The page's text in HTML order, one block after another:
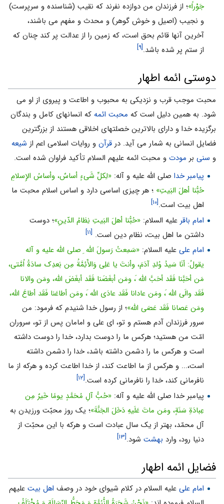
جَوْراً»؛ از فرزندان من دوازده نفرند که نقیب (شناسنده و سرپرست)
و نجیب (اصیل و خوش گوهر) و محدث و مفهم می باشند،
آخرین آنها قائم بحق است، که زمین را از عدالت پر کند چنان که
از ستم پر شده باشد.[۹]
دوستی ائمه اطهار
محبت موجب قرب و نزدیکی به محبوب و اطاعت و پیروی از او می
شود. به همین دلیل است که محبت ائمه که انسانهای کامل و بندگان
برگزیده خدا و دارای بالاترین خصلتهای اخلاقی هستند از بزرگترین
فضایل انسانی به شمار می آید. در قرآن و روایات اسلامی اعم از شیعه
و سنی بر مودت و محبت ائمه علیهم السلام تأکید فراوان شده است.
پیامبر خداصلی الله علیه و آله: «لِکلِّ شَیءٍ أساسٌ، وأساسُ الإِسلامِ
حُبُّنا أهلَ البَیتِ» ؛ هر چیزی اساسی دارد و اساس اسلام محبت ما
اهل بیت است.[۱۰]
امام باقر علیه السلام: «حُبُّنا أهلَ البَیتِ نِظامُ الدّینِ»؛ دوست
داشتن ما اهل بیت، نظام دین است. [۱۱]
امام علىعلیه السلام: «سَمِعتُ رَسولَ اللّه ِ صلی الله علیه و آله
یقولُ: أنَا سَیدُ وُلدِ آدَمَ، وأنتَ یا عَلِی وَالأَئِمَّةُ مِن بَعدِک سادَةُ اُمَّتی،
مَن أحَبَّنا فَقَد أحَبَّ اللّه َ، ومَن أبغَضَنا فَقَد أبغَضَ اللّه، ومَن والانا
فَقَد والَى اللّه َ، ومَن عادانا فَقَد عادَى اللّه َ، ومَن أطاعَنا فَقَد أطاعَ اللّه،
ومَن عَصانا فَقَد عَصَى اللّه»؛ از رسول خدا شنیدم که فرمود: من
سرور فرزندان آدم هستم و تو، اى على و امامان پس از تو، سروران
امّت من هستید؛ هرکس ما را دوست بدارد، خدا را دوست داشته
است و هرکس ما را دشمن داشته باشد، خدا را دشمن داشته
است،... و هرکس از ما اطاعت کند، از خدا اطاعت کرده و هرکه از ما
نافرمانى کند، خدا را نافرمانى کرده است.[۱۲]
پیامبر خدا صلی الله علیه و آله: «حُبُّ آلِ مُحَمَّدٍ یومًا خَیرٌ مِن
عِبادَةِ سَنَةٍ، ومَن ماتَ عَلَیهِ دَخَلَ الجَنَّةَ»؛ یک روز محبّت ورزیدن به
آل محمّد، بهتر از یک سال عبادت است و هرکه با این محبّت از
دنیا رود، وارد بهشتشود.[۱۳]
فضایل ائمه اطهار
امام علیعلیه السلام در کلام شیوای خود در وصف اهل بیتعلیهم